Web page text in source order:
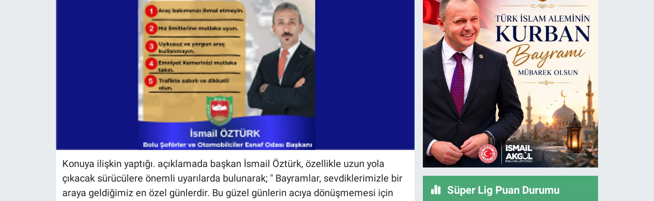
Konuya ilişkin yaptığı. açıklamada başkan İsmail Öztürk, özellikle uzun yola
çıkacak sürücülere önemli uyarılarda bulunarak; " Bayramlar, sevdiklerimizle bir
araya geldiğimiz en özel günlerdir. Bu güzel günlerin acıya dönüşmemesi için
Süper Lig Puan Durumu